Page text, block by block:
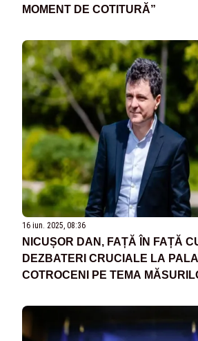
MOMENT DE COTITURĂ”
16 iun. 2025, 08:36
NICUȘOR DAN, FAȚĂ ÎN FAȚĂ
DEZBATERI CRUCIALE LA
COTROCENI PE TEMA